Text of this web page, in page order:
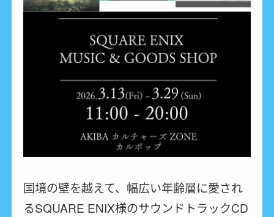
国境の壁を越えて、幅広い年齢層に愛され
るSQUARE ENIX様のサウンドトラックCD